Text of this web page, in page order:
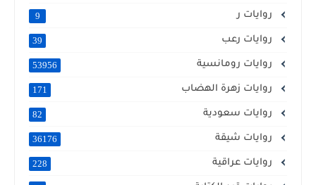
روايات ر 9
روايات رعب 39
روايات رومانسية 53956
روايات زهرة الهضاب 171
روايات سعودية 82
روايات شيقة 36176
روايات عراقية 228